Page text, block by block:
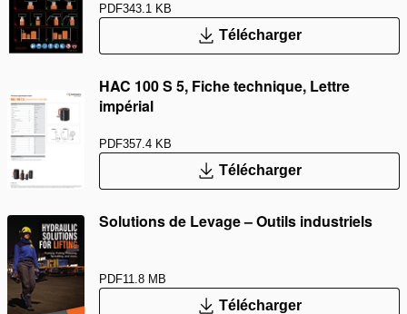
PDF343.1 KB
Télécharger
HAC 100 S 5, Fiche technique, Lettre
impérial
PDF357.4 KB
Télécharger
Solutions de Levage – Outils industriels
PDF11.8 MB
Télécharger